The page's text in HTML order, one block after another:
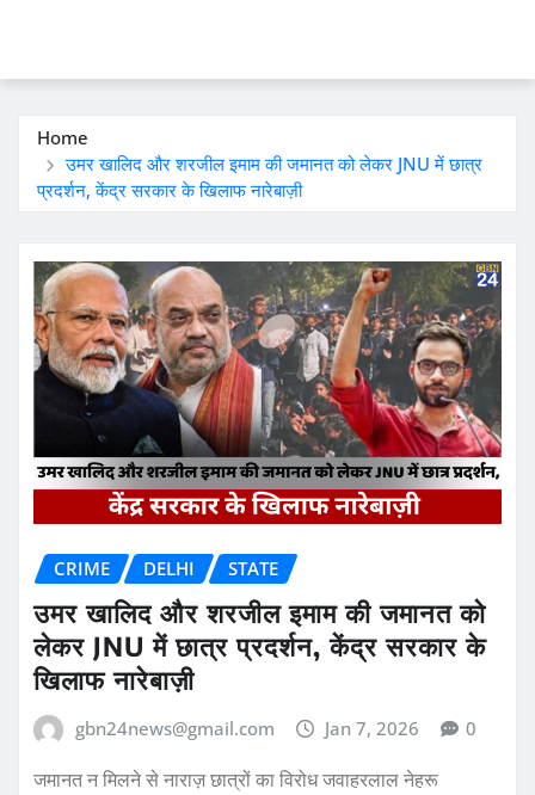
Home
उमर खालिद और शरजील इमाम की जमानत को लेकर JNU में छात्र
प्रदर्शन, केंद्र सरकार के खिलाफ नारेबाज़ी
CRIME DELHI STATE
उमर खालिद और शरजील इमाम की जमानत को
लेकर JNU में छात्र प्रदर्शन, केंद्र सरकार के
खिलाफ नारेबाज़ी
gbn24news@gmail.com Jan 7, 2026 0
जमानत न मिलने से नाराज़ छात्रों का विरोध जवाहरलाल नेहरू